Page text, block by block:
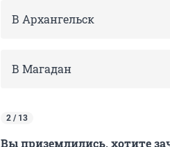
В Архангельск
В Магадан
2 / 13
Вы приземлились, хотите